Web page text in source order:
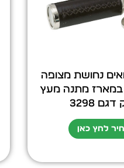
נחושת מצופה
סמ במארז מתנה מעץ
3298
לחץ כאן